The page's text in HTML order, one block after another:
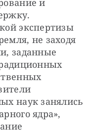
и
экспертизы
не заходя
заданные
наук занялись
ядра»,